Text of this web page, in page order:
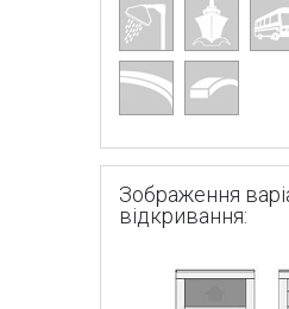
Зображення
відкривання: